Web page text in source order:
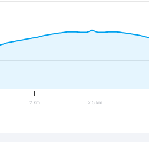
2 km 2.5 km